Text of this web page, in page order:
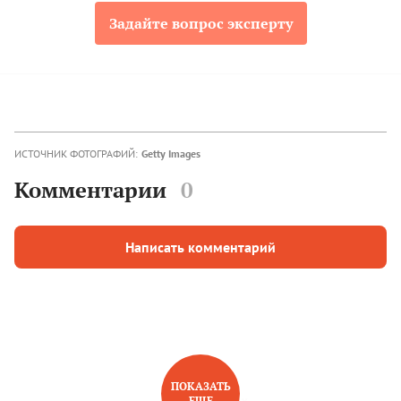
Задайте вопрос эксперту
ИСТОЧНИК ФОТОГРАФИЙ: Getty Images
Комментарии 0
Написать комментарий
ПОКАЗАТЬ